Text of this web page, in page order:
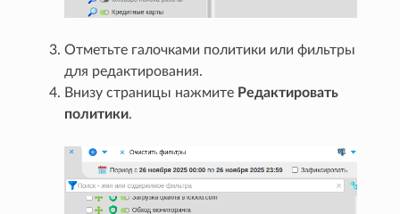
Отметьте галочками политики или фильтры
для редактирования.
Внизу страницы нажмите Редактировать
политики.